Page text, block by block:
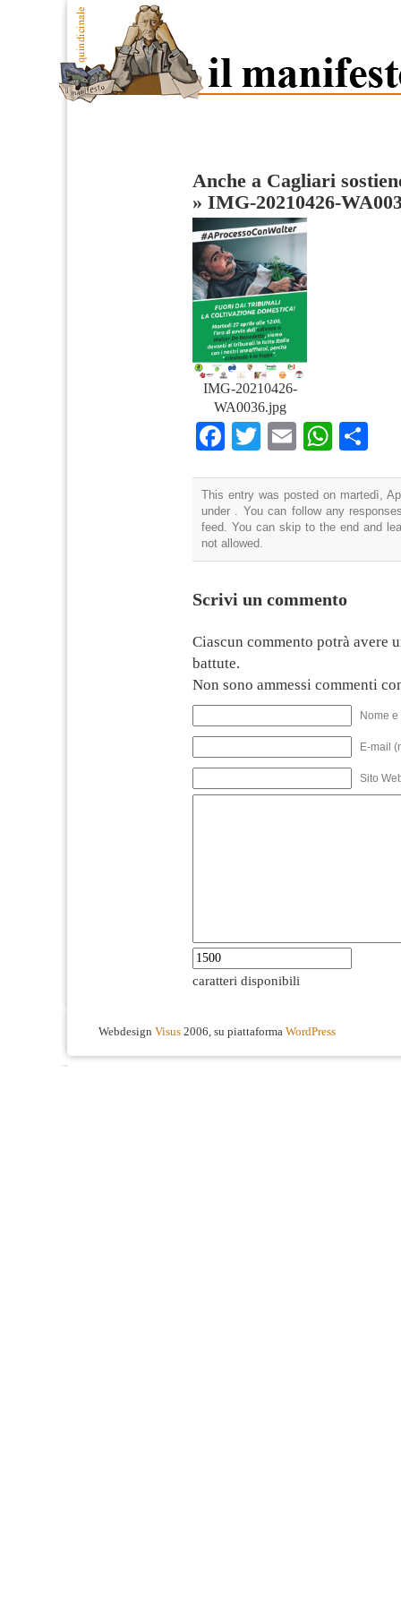
Anche a Cagliari
» IMG-20210426-
IMG-20210426-
WA0036.jpg
Facebook
TwitterEmail
This entry was posted on martedì,
under . You can follow any
feed. You can skip to the end and
not allowed.
Scrivi un commento
Ciascun commento potrà avere
battute.
Non sono ammessi commenti
Nome
E-mail
Sito
caratteri disponibili
Webdesign Visus 2006, su piattaforma WordPress